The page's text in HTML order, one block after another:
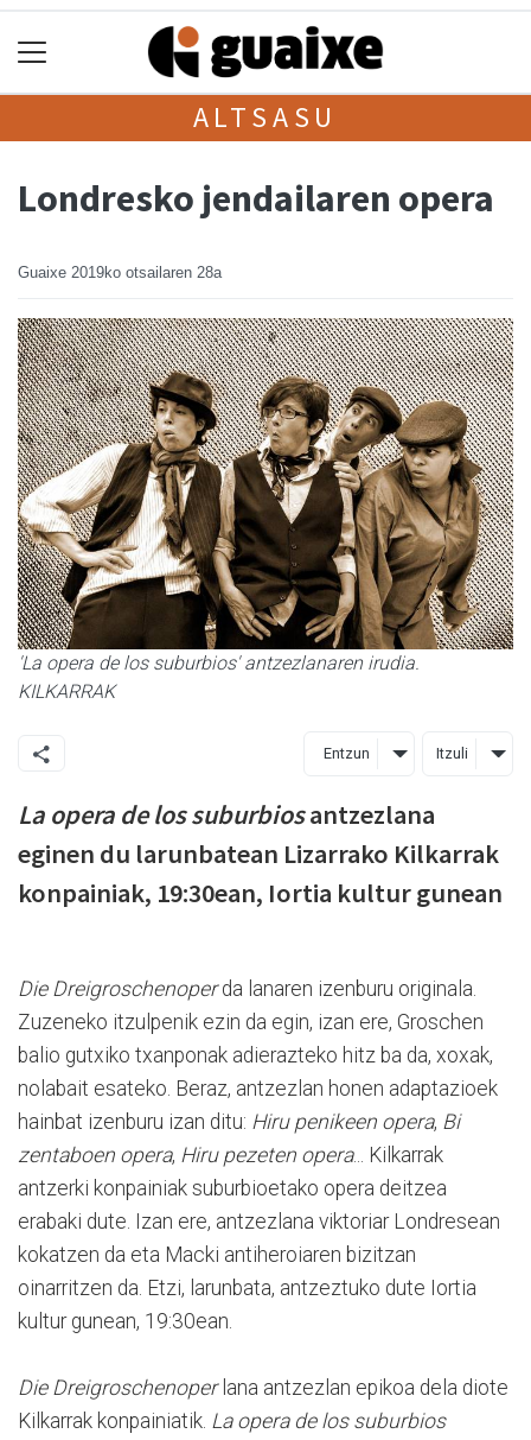
ALTSASU
Londresko jendailaren opera
Guaixe 2019ko otsailaren 28a
'La opera de los suburbios' antzezlanaren irudia.
KILKARRAK
Entzun Itzuli
La opera de los suburbiosantzezlana
eginen du larunbatean Lizarrako Kilkarrak
konpainiak, 19:30ean, Iortia kultur gunean
Die Dreigroschenoperda lanaren izenburu originala.
Zuzeneko itzulpenik ezin da egin, izan ere, Groschen
balio gutxiko txanponak adierazteko hitz ba da, xoxak,
nolabait esateko. Beraz, antzezlan honen adaptazioek
hainbat izenburu izan ditu: Hiru penikeen opera, Bi
zentaboen opera, Hiru pezeten opera... Kilkarrak
antzerki konpainiak suburbioetako opera deitzea
erabaki dute. Izan ere, antzezlana viktoriar Londresean
kokatzen da eta Macki antiheroiaren bizitzan
oinarritzen da. Etzi, larunbata, antzeztuko dute Iortia
kultur gunean, 19:30ean.
Die Dreigroschenoperlana antzezlan epikoa dela diote
Kilkarrak konpainiatik. La opera de los suburbios